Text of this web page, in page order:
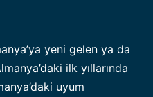
yeni gelen ya da
ilk yıllarında
uyum